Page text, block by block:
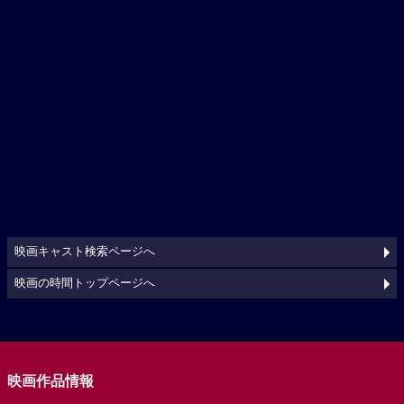
映画キャスト検索ページへ
映画の時間トップページへ
映画作品情報